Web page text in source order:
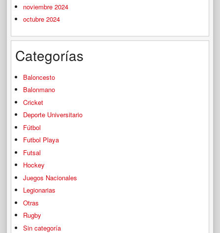
noviembre 2024
octubre 2024
Categorías
Baloncesto
Balonmano
Cricket
Deporte Universitario
Fútbol
Futbol Playa
Futsal
Hockey
Juegos Nacionales
Legionarias
Otras
Rugby
Sin categoría